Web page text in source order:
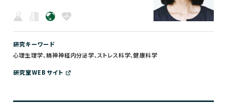
研究キーワード
心理生理学、精神神経内分泌学、ストレス科学、健康科学
研究室WEBサイト